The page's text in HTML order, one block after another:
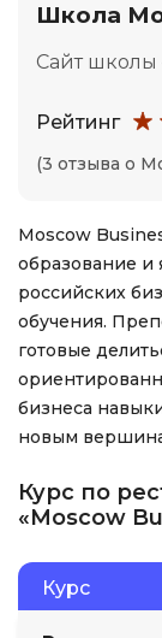
Школа
Сайт школы
Рейтинг
(3 отзыва о
Moscow
образование и
российских
обучения.
готовые
бизнеса
новым
Курс по
«Moscow
Курс